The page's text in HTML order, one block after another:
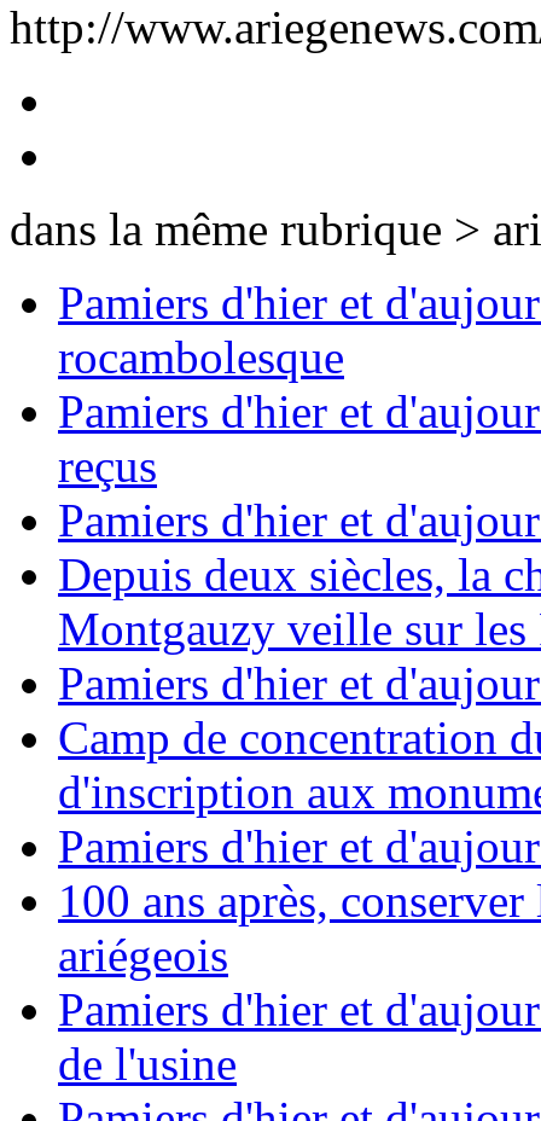
http://
dans la même rubrique >
Pamiers d'hier et
rocambolesque
Pamiers d'hier et
reçus
Pamiers d'hier et
Depuis deux siècles, la
Montgauzy veille sur les
Pamiers d'hier et
Camp de concentration
d'inscription aux
Pamiers d'hier et
100 ans après,
ariégeois
Pamiers d'hier et
de l'usine